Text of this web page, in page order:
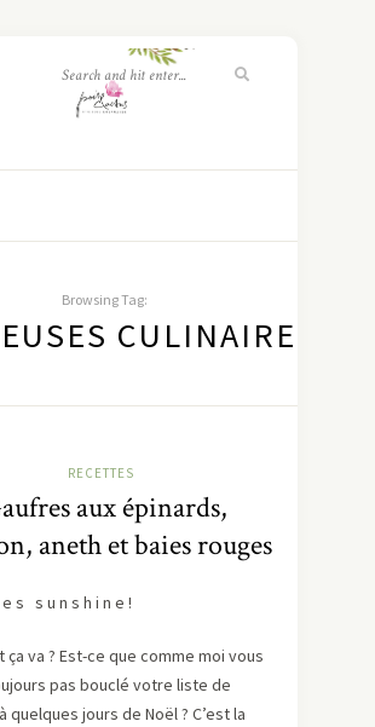
Browsing Tag:
CULINAIRE
RECETTES
aux épinards,
aneth et baies rouges
s s u n s h i n e !
ça va ? Est-ce que comme moi vous
pas bouclé votre liste de
quelques jours de Noël ? C’est la